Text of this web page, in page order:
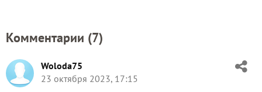
Комментарии (7)
Woloda75
23 октября 2023, 17:15